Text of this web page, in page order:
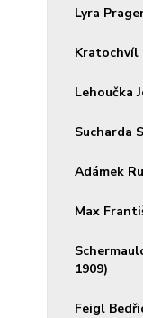
Lyra
Kratochvíl
Lehoučka
Sucharda
Adámek
Max
1909)
Feigl